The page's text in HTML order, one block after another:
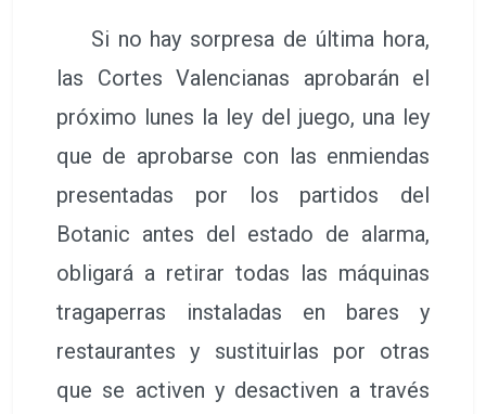
Si no hay sorpresa de última hora,
las Cortes Valencianas aprobarán el
próximo lunes la ley del juego, una ley
que de aprobarse con las enmiendas
presentadas por los partidos del
Botanic antes del estado de alarma,
obligará a retirar todas las máquinas
tragaperras instaladas en bares y
restaurantes y sustituirlas por otras
que se activen y desactiven a través